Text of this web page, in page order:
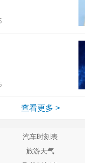
查看更多 >
汽车时刻表
旅游天气